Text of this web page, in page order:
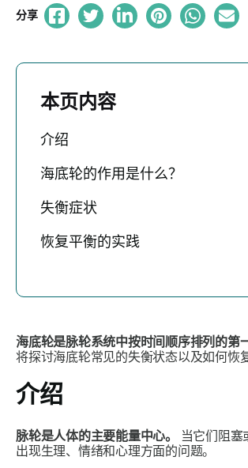
分享
本页内容
介绍
海底轮的作用是什么？
失衡症状
恢复平衡的实践
海底轮是脉轮系统中按时间顺序排列的第
将探讨海底轮常见的失衡状态以及如何恢
介绍
脉轮是人体的主要能量中心。
当它们阻塞
出现生理、情绪和心理方面的问题。